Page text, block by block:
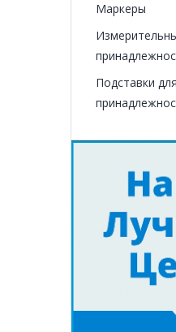
Маркеры
Подставки